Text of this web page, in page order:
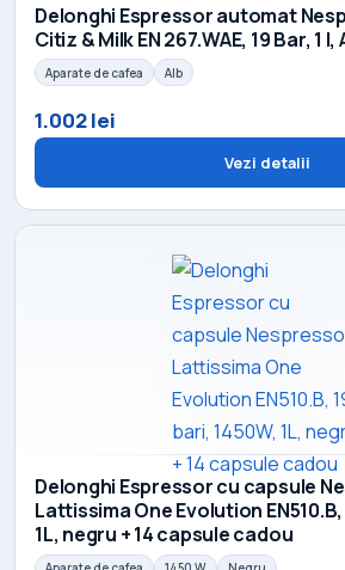
Delonghi Espressor automat
Citiz & Milk EN 267.WAE, 19 Bar, 1 l,
Aparate de cafea Alb
1.002 lei
Vezi detalii
Delonghi Espressor cu capsule
Lattissima One Evolution EN510.B,
1L, negru + 14 capsule cadou